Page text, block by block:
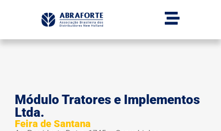
Módulo Tratores e Implementos
Ltda.
Feira de Santana